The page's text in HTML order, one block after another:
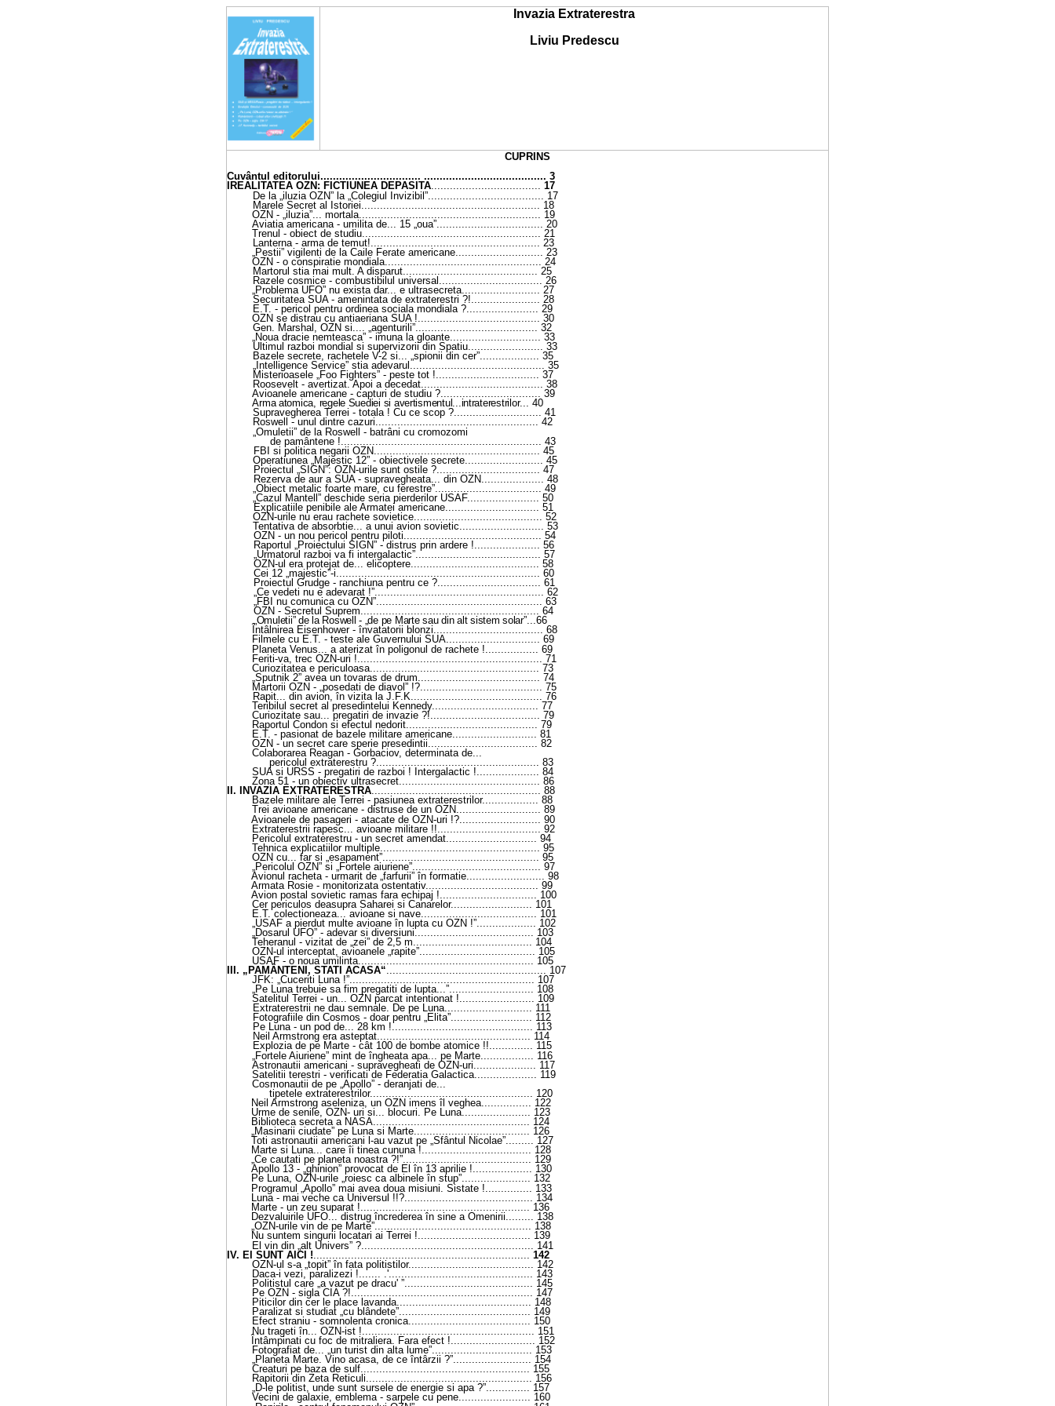
Invazia Extraterestra
Liviu Predescu
CUPRINS
Cuvântul editorului................................ ....................................... 3
IREALITATEA OZN: FICTIUNEA DEPASITA...................................17
De la „iluzia OZN” la „Colegiul Invizibil”..................................... 17
Marele Secret al Istoriei ......................................................... 18
OZN - „iluzia”... mortala
19
Aviatia americana - umilita de... 15 „oua”.................................. 20
Trenul - obiect de studiu
21
Lanterna - arma de temut!
23
„Pestii” vigilenti de la Caile Ferate americane
23
OZN - o conspiratie mondiala
24
Martorul stia mai mult. A disparut........................................... 25
Razele cosmice - combustibilul universal
26
„Problema UFO” nu exista dar... e ultrasecreta
27
Securitatea SUA - amenintata de extraterestri ?!...................... 28
E.T. - pericol pentru ordinea sociala mondiala ?....................... 29
OZN se distrau cu antiaeriana SUA !.......................................30
Gen. Marshal, OZN si.... „agenturili”....................................... 32
„Noua dracie nemteasca” - imuna la gloante.............................33
Ultimul razboi mondial si supervizorii din Spatiu........................ 33
Bazele secrete, rachetele V-2 si... „spionii din cer”................... 35
„Intelligence Service” stia adevarul ........................................... 35
Misterioasele „Foo Fighters” - peste tot !................................. 37
Roosevelt - avertizat. Apoi a decedat....................................... 38
Avioanele americane - capturi de studiu ?................................39
Arma atomica, regele Suediei si avertismentul...intraterestrilor...40
Supravegherea Terrei - totala ! Cu ce scop ?............................ 41
Roswell - unul dintre cazuri....................................................42
„Omuletii” de la Roswell - batrâni cu cromozomi
de pamântene !
43
FBI si politica negarii OZN
45
Operatiunea „Majestic 12” - obiectivele secrete .........................45
Proiectul „SIGN”: OZN-urile sunt ostile ?................................. 47
Rezerva de aur a SUA - supravegheata... din OZN
48
„Obiect metalic foarte mare, cu ferestre” ..................................49
„Cazul Mantell” deschide seria pierderilor USAF.......................50
Explicatiile penibile ale Armatei americane.............................. 51
OZN-urile nu erau rachete sovietice .........................................52
Tentativa de absorbtie... a unui avion sovietic...........................53
OZN - un nou pericol pentru piloti............................................ 54
Raportul „Proiectului SIGN” - distrus prin ardere !..................... 56
„Urmatorul razboi va fi intergalactic”........................................ 57
OZN-ul era protejat de... elicoptere......................................... 58
Cei 12 „majestic”-i................................................................. 60
Proiectul Grudge - ranchiuna pentru ce ?.................................61
„Ce vedeti nu e adevarat !”...................................................... 62
„FBI nu comunica cu OZN”..................................................... 63
OZN - Secretul Suprem......................................................... 64
„Omuletii” de la Roswell - „de pe Marte sau din alt sistem solar”...66
Întâlnirea Eisenhower - învatatorii blonzi................................... 68
Filmele cu E.T. - teste ale Guvernului SUA..............................69
Planeta Venus... a aterizat în poligonul de rachete ! .................69
Feriti-va, trec OZN-uri ! ...........................................................71
Curiozitatea e periculoasa
73
„Sputnik 2” avea un tovaras de drum
74
Martorii OZN - „posedati de diavol” !? .......................................75
Rapit... din avion, în vizita la J.F.K
76
Teribilul secret al presedintelui Kennedy.................................. 77
Curiozitate sau... pregatiri de invazie ?!
79
Raportul Condon si efectul nedorit ..........................................79
E.T. - pasionat de bazele militare americane ...........................81
OZN - un secret care sperie presedintii
82
Colaborarea Reagan - Gorbaciov, determinata de...
pericolul extraterestru ?....................................................83
SUA si URSS - pregatiri de razboi ! Intergalactic !.................... 84
Zona 51 - un obiectiv ultrasecret............................................. 86
II.
INVAZIA EXTRATERESTRA...................................................... 88
Bazele militare ale Terrei - pasiunea extraterestrilor..................88
Trei avioane americane - distruse de un OZN........................... 89
Avioanele de pasageri - atacate de OZN-uri !? ..........................90
Extraterestrii rapesc... avioane militare !! .................................92
Pericolul extraterestru - un secret amendat .............................94
Tehnica explicatiilor multiple................................................... 95
OZN cu... far si „esapament”.................................................. 95
„Pericolul OZN” si „Fortele aiuriene”......................................... 97
Avionul racheta - urmarit de „farfurii” în formatie.........................98
Armata Rosie - monitorizata ostentativ....................................99
Avion postal sovietic ramas fara echipaj !............................... 100
Cer periculos deasupra Saharei si Canarelor.......................... 101
E.T. colectioneaza... avioane si nave..................................... 101
„USAF a pierdut multe avioane în lupta cu OZN !”................... 102
„Dosarul UFO” - adevar si diversiuni...................................... 103
Teheranul - vizitat de „zei” de 2,5 m...................................... 104
OZN-ul interceptat, avioanele „rapite”..................................... 105
USAF - o noua umilinta........................................................ 105
III. „PAMÂNTENI, STATI ACASA“................................................... 107
JFK: „Cuceriti Luna !”........................................................... 107
„Pe Luna trebuie sa fim pregatiti de lupta...”........................... 108
Satelitul Terrei - un... OZN parcat intentionat !........................ 109
Extraterestrii ne dau semnale. De pe Luna............................ 111
Fotografiile din Cosmos - doar pentru „Elita”.......................... 112
Pe Luna - un pod de... 28 km !............................................. 113
Neil Armstrong era asteptat................................................. 114
Explozia de pe Marte - cât 100 de bombe atomice !!.............. 115
„Fortele Aiuriene” mint de îngheata apa... pe Marte
116
Astronautii americani - supravegheati de OZN-uri
117
Satelitii terestri - verificati de Federatia Galactica
119
Cosmonautii de pe „Apollo” - deranjati de...
tipetele extraterestrilor.................................................... 120
Neil Armstrong aseleniza, un OZN imens îl veghea
122
Urme de senile, OZN- uri si... blocuri. Pe Luna...................... 123
Biblioteca secreta a NASA
124
„Masinarii ciudate” pe Luna si Marte..................................... 126
Toti astronautii americani l-au vazut pe „Sfântul Nicolae”......... 127
Marte si Luna... care îi tinea cununa !................................... 128
„Ce cautati pe planeta noastra ?!”......................................... 129
Apollo 13 - „ghinion” provocat de El în 13 aprilie !................... 130
Pe Luna, OZN-urile „roiesc ca albinele în stup”...................... 132
Programul „Apollo” mai avea doua misiuni. Sistate !
133
Luna - mai veche ca Universul !!?......................................... 134
Marte - un zeu suparat !...................................................... 136
Dezvaluirile UFO... distrug încrederea în sine a Omenirii......... 138
„OZN-urile vin de pe Marte”.................................................. 138
Nu suntem singurii locatari ai Terrei !.................................... 139
El vin din „alt Univers” ?....................................................... 141
IV. El SUNT AICI !
142
OZN-ul s-a „topit” în fata politistilor........................................ 142
Daca-i vezi, paralizezi ! ....... .'.............................................. 143
Politistul care „a vazut pe dracu' ”......................................... 145
Pe OZN - sigla CIA ?!.......................................................... 147
Piticilor din cer le place lavanda........................................... 148
Paralizat si studiat „cu blândete”.......................................... 149
Efect straniu - somnolenta cronica....................................... 150
Nu trageti în... OZN-ist !....................................................... 151
Întâmpinati cu foc de mitraliera. Fara efect !........................... 152
Fotografiat de... „un turist din alta lume”................................ 153
„Planeta Marte. Vino acasa, de ce întârzii ?”......................... 154
Creaturi pe baza de sulf...................................................... 155
Rapitorii din Zeta Reticuli..................................................... 156
„D-le politist, unde sunt sursele de energie si apa ?”.............. 157
Vecini de galaxie, emblema - sarpele cu pene....................... 160